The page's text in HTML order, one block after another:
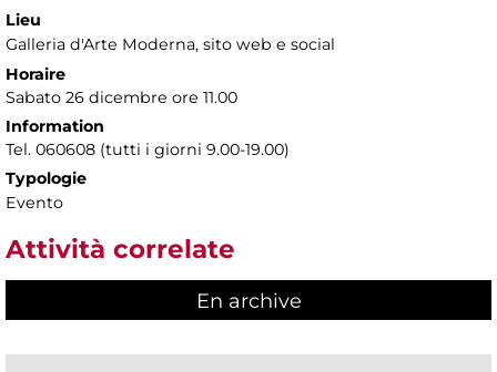
Lieu
Galleria d'Arte Moderna, sito web e social
Horaire
Sabato 26 dicembre ore 11.00
Information
Tel. 060608 (tutti i giorni 9.00-19.00)
Typologie
Evento
Attività correlate
En archive